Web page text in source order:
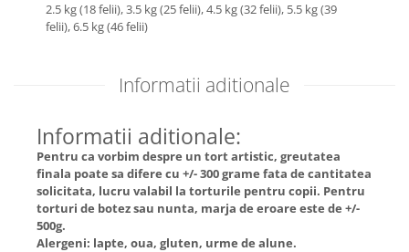
2.5 kg (18 felii),3.5 kg (25 felii),4.5 kg (32 felii), 5.5 kg (39
felii),6.5 kg (46 felii)
Informatii aditionale
Informatii aditionale:
Pentru ca vorbim despre un tort artistic, greutatea
finala poate sa difere cu +/- 300 grame fata de cantitatea
solicitata, lucru valabil la torturile pentru copii. Pentru
torturi de botez sau nunta, marja de eroare este de +/-
500g.
Alergeni: lapte, oua, gluten, urme de alune.